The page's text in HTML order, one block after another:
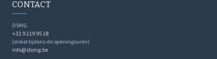
CONTACT
DSMG
+32 9 219 95 18
(enkel tijdens de openingsuren)
info@dsmg.be